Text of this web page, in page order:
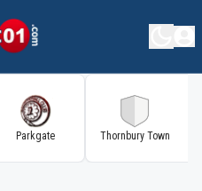
Parkgate Thornbury Town